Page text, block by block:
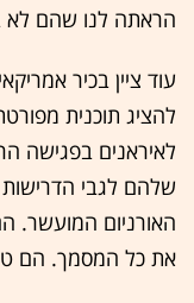
הראתה לנו שהם לא
עוד ציין בכיר
להציג תוכנית
לאיראנים בפגישה
שלהם לגבי
את כל המסמך. הם